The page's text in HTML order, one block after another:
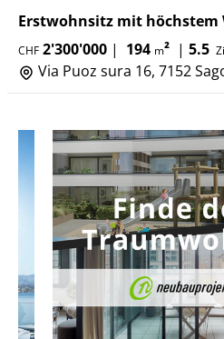
Erstwohnsitz mit
CHF 2'300'000 | 194 m² | 5.5 Zi
Via Puoz sura 16, 7152